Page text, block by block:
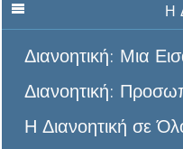
Η
Διανοητική: Μια
Διανοητική:
Η Διανοητική σε